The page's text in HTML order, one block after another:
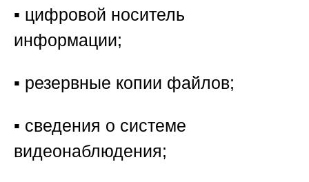
▪️ цифровой носитель
информации;
▪️ резервные копии файлов;
▪️ сведения о системе
видеонаблюдения;